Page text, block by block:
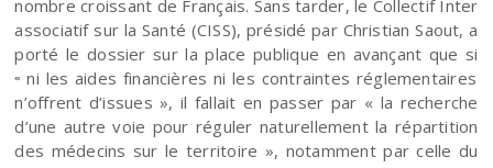
nombre croissant de Français. Sans tarder, le Collectif Inter
associatif sur la Santé (CISS), présidé par Christian Saout, a
porté le dossier sur la place publique en avançant que si
«ni les aides financières ni les contraintes réglementaires
n’offrent d’issues », il fallait en passer par « la recherche
d’une autre voie pour réguler naturellement la répartition
des médecins sur le territoire », notamment par celle du